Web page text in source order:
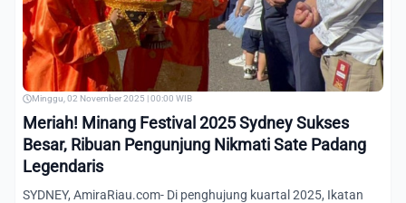
Minggu, 02 November 2025 | 00:00 WIB
Meriah! Minang Festival 2025 Sydney Sukses
Besar, Ribuan Pengunjung Nikmati Sate Padang
Legendaris
SYDNEY, AmiraRiau.com- Di penghujung kuartal 2025, Ikatan